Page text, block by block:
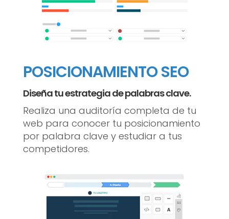
POSICIONAMIENTO SEO
Diseña tu estrategia de palabras clave.
Realiza una auditoría completa de tu
web para conocer tu posicionamiento
por palabra clave y estudiar a tus
competidores.